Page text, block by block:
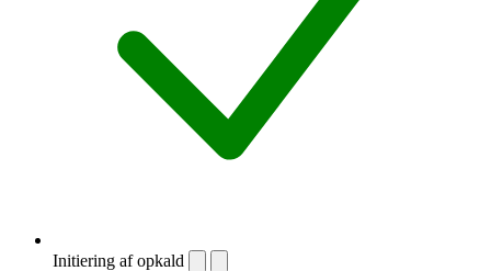
Initiering af opkald